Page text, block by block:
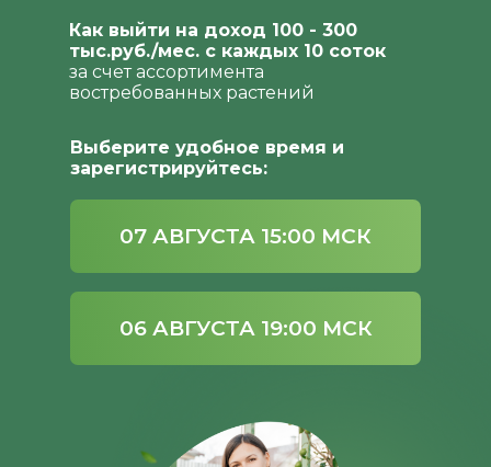
Как выйти на доход 100 - 300
тыс.руб./мес. с каждых 10 соток
за счет ассортимента
востребованных растений
Выберите удобное время и
зарегистрируйтесь:
06 АВГУСТА 19:00 МСК
07 АВГУСТА 15:00 МСК